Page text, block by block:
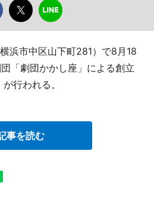
浜市中区山下町281）で8月18
「劇団かかし座」による創立
行われる。
事を読む